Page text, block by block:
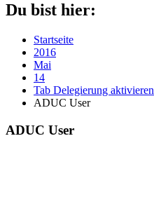
Du bist hier:
Startseite
2016
Mai
14
Tab Delegierung aktivieren
ADUC User
ADUC User